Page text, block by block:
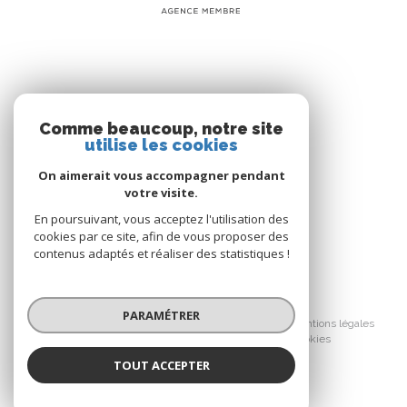
mois maximum après le dépôt des pièces à intervenir
risques, consultez le site www.urbat.com pour en
savoir plus - Illustration non contractuelles - Urbat
Septembre 2019
Nous suivre
© 2026 | Tous droits réservés
Nos honoraires
Nos partenaires
Mentions légales
Cookies
Comme beaucoup, notre site
utilise les cookies
On aimerait vous accompagner pendant
votre visite.
En poursuivant, vous acceptez l'utilisation des
cookies par ce site, afin de vous proposer des
contenus adaptés et réaliser des statistiques !
PARAMÉTRER
TOUT ACCEPTER